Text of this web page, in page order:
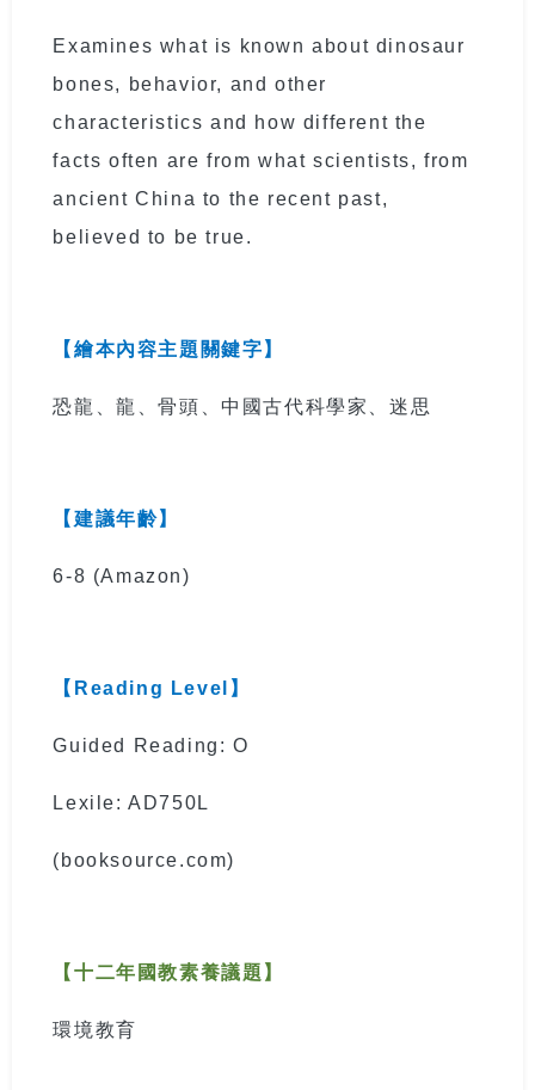
Examines what is known about dinosaur
bones, behavior, and other
characteristics and how different the
facts often are from what scientists, from
ancient China to the recent past,
believed to be true.
【繪本內容主題關鍵字】
恐龍、龍、骨頭、中國古代科學家、迷思
【建議年齡】
6-8 (Amazon)
【 Reading Level 】
Guided Reading: O
Lexile: AD750L
(booksource.com)
【十二年國教素養議題】
環境教育